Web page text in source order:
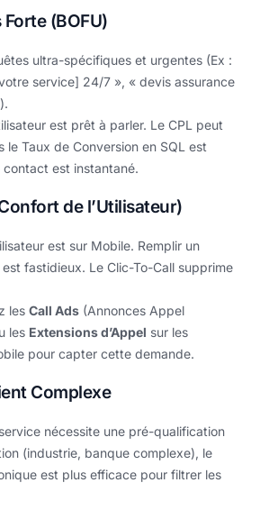
(BOFU)
ultra-spécifiques et urgentes (Ex :
service] 24/7 », « devis assurance
est prêt à parler. Le CPL peut
le Taux de Conversion en SQL est
contact est instantané.
de l’Utilisateur)
est sur Mobile. Remplir un
fastidieux. Le Clic-To-Call supprime
lesCall Ads (Annonces Appel
les Extensions d’Appel sur les
pour capter cette demande.
Complexe
nécessite une pré-qualification
(industrie, banque complexe), le
est plus efficace pour filtrer les